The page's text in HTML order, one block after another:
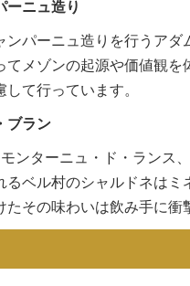
ーニュ造り
パーニュ造りを行うア
メゾンの起源や価値観
て行っています。
ブラン
ンターニュ・ド・ランス
るベル村のシャルドネは
その味わいは飲み手に衝